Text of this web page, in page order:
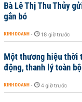
Bà Lê Thị Thu Thủy
gắn bó
KINH DOANH - 18 giờ trước
Một thương hiệu thời
động, thanh lý toàn
KINH DOANH - 4 giờ trước